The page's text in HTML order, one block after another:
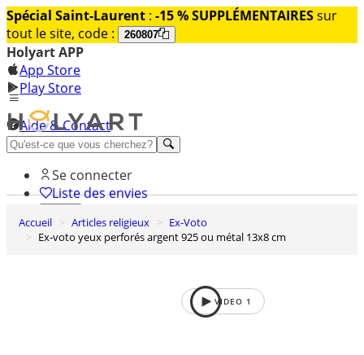
Spécial Saint-Laurent : -15 % SUPPLÉMENTAIRESsur
tout le site, code :
260807
Holyart APP
App Store
Play Store
Aide & Contact
Découvrez Premium
Se connecter
Liste des envies
0
Panier
Accueil Articles religieux
Ex-Voto
Ex-voto yeux perforés argent 925 ou métal 13x8 cm
VIDEO 1